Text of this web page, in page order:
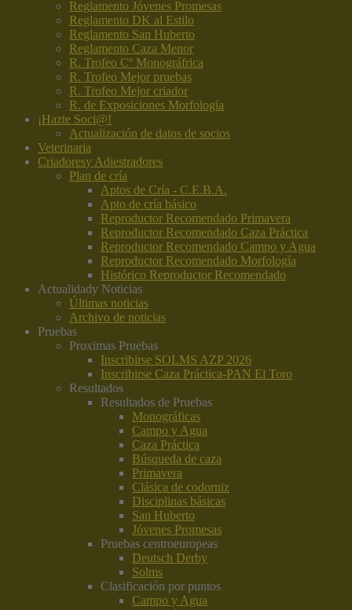
Reglamento Jóvenes Promesas
Reglamento DK al Estilo
Reglamento San Huberto
Reglamento Caza Menor
R. Trofeo Cº Monográfrica
R. Trofeo Mejor pruebas
R. Trofeo Mejor criador
R. de Exposiciones Morfología
¡Hazte Soci@!
Actualización de datos de socios
Veterinaria
Criadoresy Adiestradores
Plan de cría
Aptos de Cría - C.E.B.A.
Apto de cría básico
Reproductor Recomendado Primavera
Reproductor Recomendado Caza Práctica
Reproductor Recomendado Campo y Agua
Reproductor Recomendado Morfología
Histórico Reproductor Recomendado
Actualidady Noticias
Últimas noticias
Archivo de noticias
Pruebas
Proximas Pruebas
Inscribirse SOLMS AZP 2026
Inscribirse Caza Práctica-PAN El Toro
Resultados
Resultados de Pruebas
Monográficas
Campo y Agua
Caza Práctica
Búsqueda de caza
Primavera
Clásica de codorniz
Disciplinas básicas
San Huberto
Jóvenes Promesas
Pruebas centroeuropeas
Deutsch Derby
Solms
Clasificación por puntos
Campo y Agua